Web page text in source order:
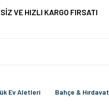
VE HIZLI KARGO FIRSATI
Ev Aletleri Bahçe & Hırdavat